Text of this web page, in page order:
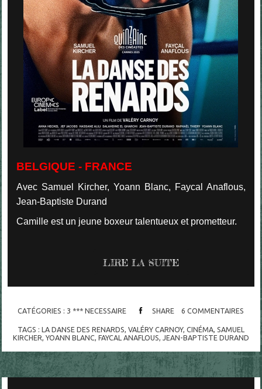
BELGIQUE - FRANCE
Avec Samuel Kircher, Yoann Blanc, Faycal Anaflous,
Jean-Baptiste Durand
Camille est un jeune boxeur talentueux et prometteur.
LIRE LA SUITE
CATÉGORIES : 3 *** NECESSAIRE SHARE 6 COMMENTAIRES
TAGS : LA DANSE DES RENARDS, VALÉRY CARNOY, CINÉMA, SAMUEL
KIRCHER, YOANN BLANC, FAYCAL ANAFLOUS, JEAN-BAPTISTE DURAND